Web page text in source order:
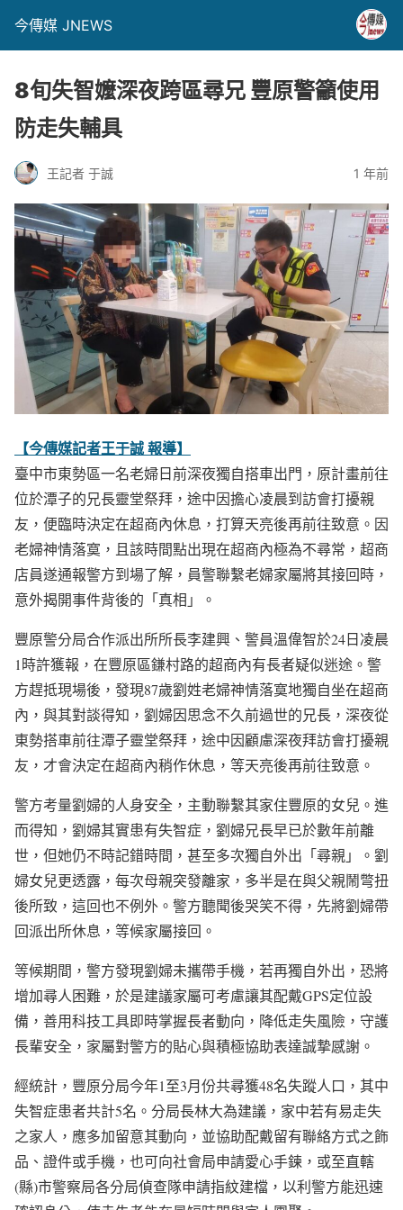
今傳媒 JNEWS
8旬失智嬤深夜跨區尋兄 豐原警籲使用
防走失輔具
王記者 于誠 1 年前
【今傳媒記者王于誠 報導】
臺中市東勢區一名老婦日前深夜獨自搭車出門，原計畫前往
位於潭子的兄長靈堂祭拜，途中因擔心凌晨到訪會打擾親
友，便臨時決定在超商內休息，打算天亮後再前往致意。因
老婦神情落寞，且該時間點出現在超商內極為不尋常，超商
店員遂通報警方到場了解，員警聯繫老婦家屬將其接回時，
意外揭開事件背後的「真相」。
豐原警分局合作派出所所長李建興、警員溫偉智於24日凌晨
1時許獲報，在豐原區鎌村路的超商內有長者疑似迷途。警
方趕抵現場後，發現87歲劉姓老婦神情落寞地獨自坐在超商
內，與其對談得知，劉婦因思念不久前過世的兄長，深夜從
東勢搭車前往潭子靈堂祭拜，途中因顧慮深夜拜訪會打擾親
友，才會決定在超商內稍作休息，等天亮後再前往致意。
警方考量劉婦的人身安全，主動聯繫其家住豐原的女兒。進
而得知，劉婦其實患有失智症，劉婦兄長早已於數年前離
世，但她仍不時記錯時間，甚至多次獨自外出「尋親」。劉
婦女兒更透露，每次母親突發離家，多半是在與父親鬧彆扭
後所致，這回也不例外。警方聽聞後哭笑不得，先將劉婦帶
回派出所休息，等候家屬接回。
等候期間，警方發現劉婦未攜帶手機，若再獨自外出，恐將
增加尋人困難，於是建議家屬可考慮讓其配戴GPS定位設
備，善用科技工具即時掌握長者動向，降低走失風險，守護
長輩安全，家屬對警方的貼心與積極協助表達誠摯感謝。
經統計，豐原分局今年1至3月份共尋獲48名失蹤人口，其中
失智症患者共計5名。分局長林大為建議，家中若有易走失
之家人，應多加留意其動向，並協助配戴留有聯絡方式之飾
品、證件或手機，也可向社會局申請愛心手鍊，或至直轄
(縣)市警察局各分局偵查隊申請指紋建檔，以利警方能迅速